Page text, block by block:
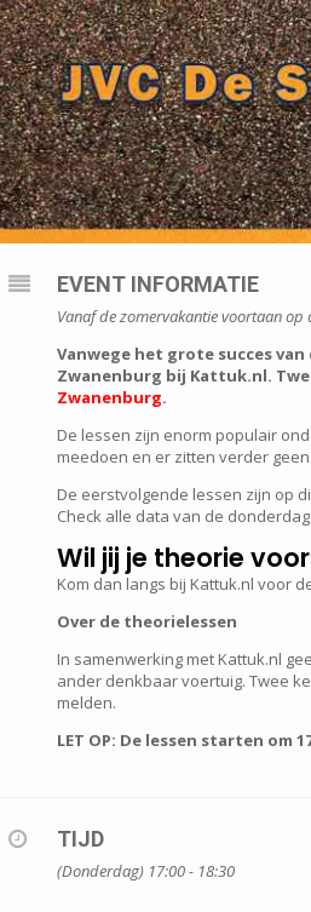
EVENT INFORMATIE
Vanaf de zomervakantie voortaan
Vanwege het grote succes
Zwanenburg bij Kattuk.nl.
Zwanenburg.
De lessen zijn enorm populair
meedoen en er zitten verder
De eerstvolgende lessen zijn op
Check alle data van de
Wil jij je theorie
Kom dan langs bij Kattuk.nl voor
Over de theorielessen
In samenwerking met Kattuk.nl
ander denkbaar voertuig. Twee
melden.
LET OP: De lessen starten om
TIJD
(Donderdag) 17:00 - 18:30